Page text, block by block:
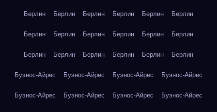
Берлин Берлин Берлин Берлин Берлин Берлин
Берлин Берлин Берлин Берлин Берлин Берлин
Берлин Берлин Берлин Берлин Берлин Берлин
Буэнос-Айрес Буэнос-Айрес Буэнос-Айрес Буэнос-Айрес
Буэнос-Айрес Буэнос-Айрес Буэнос-Айрес Буэнос-Айрес